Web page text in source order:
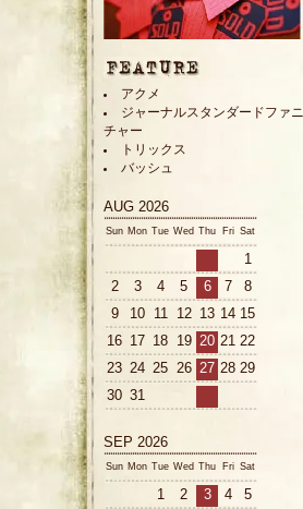
アクメ
ジャーナルスタンダードファニ
チャー
トリックス
バッシュ
AUG 2026
Sun Mon Tue Wed Thu Fri Sat
1
2
3 4 5 6 7
8
9
10 11 12 13 14 15
16 17 18 19 20 21 22
23 24 25 26 27 28 29
30 31
SEP 2026
Sun Mon Tue Wed Thu Fri Sat
1 2 3 4
5